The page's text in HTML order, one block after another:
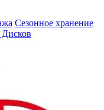
Сезонное хранение